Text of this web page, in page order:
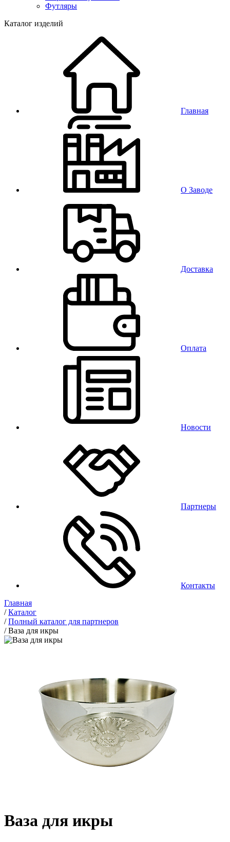
Футляры
Каталог изделий
Главная
О Заводе
Доставка
Оплата
Новости
Партнеры
Контакты
Главная
/Каталог
/Полный каталог для партнеров
/Ваза для икры
Ваза для икры